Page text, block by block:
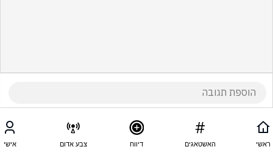
ראשי האשטאגים דיווח צבע אדום אישי